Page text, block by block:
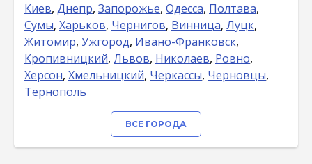
Киев, Днепр, Запорожье, Одесса, Полтава,
Сумы, Харьков, Чернигов, Винница, Луцк,
Житомир, Ужгород, Ивано-Франковск,
Кропивницкий, Львов, Николаев, Ровно,
Херсон, Хмельницкий, Черкассы, Черновцы,
Тернополь
ВСЕ ГОРОДА